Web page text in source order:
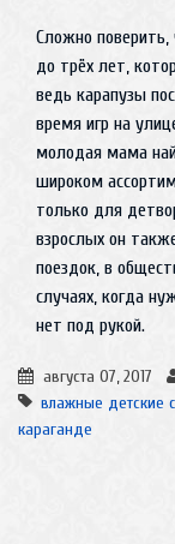
Сложно
до трёх лет,
ведь карапузы
время игр на
молодая мама
широком
только для
взрослых он
поездок, в
случаях, когда
нет под рукой.
августа 07, 2017
влажные детские
караганде